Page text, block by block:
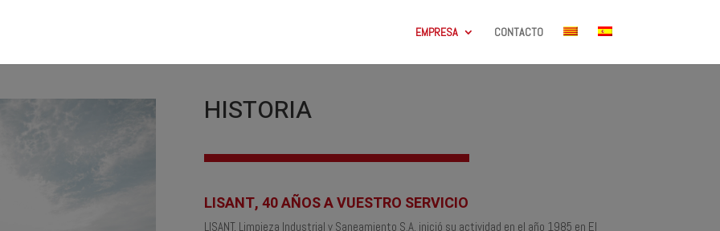
EMPRESA CONTACTO
HISTORIA
LISANT, 40AÑOS A VUESTRO SERVICIO
LISANT, Limpieza Industrial y Saneamiento S.A. inició su actividad en el año 1985 en El